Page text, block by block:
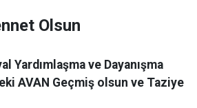
Olsun
Yardımlaşma ve Dayanışma
AVAN Geçmiş olsun ve Taziye